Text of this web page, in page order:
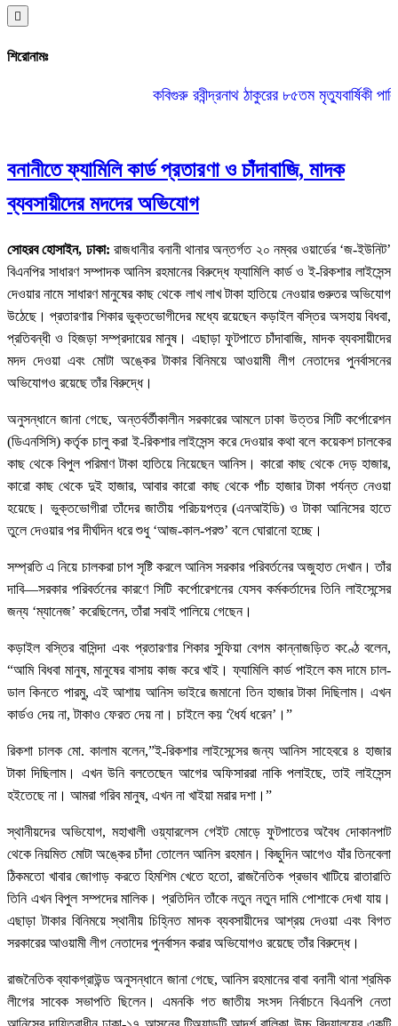
Hamburger
Toggle
শিরোনামঃ
কবিগুরু রবীন্দ্রনাথ ঠাকুরের ৮৫তম মৃত্যুবার্ষিকী পালিত
বনানীতে ফ্যামিলি কার্ড প্রতারণা ও চাঁদাবাজি, মাদক
ব্যবসায়ীদের মদদের অভিযোগ
সোহরব হোসাইন, ঢাকা: রাজধানীর বনানী থানার অন্তর্গত ২০ নম্বর ওয়ার্ডের ‘জ-ইউনিট’
বিএনপির সাধারণ সম্পাদক আনিস রহমানের বিরুদ্ধে ফ্যামিলি কার্ড ও ই-রিকশার লাইসেন্স
দেওয়ার নামে সাধারণ মানুষের কাছ থেকে লাখ লাখ টাকা হাতিয়ে নেওয়ার গুরুতর অভিযোগ
উঠেছে। প্রতারণার শিকার ভুক্তভোগীদের মধ্যে রয়েছেন কড়াইল বস্তির অসহায় বিধবা,
প্রতিবন্ধী ও হিজড়া সম্প্রদায়ের মানুষ। এছাড়া ফুটপাতে চাঁদাবাজি, মাদক ব্যবসায়ীদের
মদদ দেওয়া এবং মোটা অঙ্কের টাকার বিনিময়ে আওয়ামী লীগ নেতাদের পুনর্বাসনের
অভিযোগও রয়েছে তাঁর বিরুদ্ধে।
অনুসন্ধানে জানা গেছে, অন্তর্বর্তীকালীন সরকারের আমলে ঢাকা উত্তর সিটি কর্পোরেশন
(ডিএনসিসি) কর্তৃক চালু করা ই-রিকশার লাইসেন্স করে দেওয়ার কথা বলে কয়েকশ চালকের
কাছ থেকে বিপুল পরিমাণ টাকা হাতিয়ে নিয়েছেন আনিস। কারো কাছ থেকে দেড় হাজার,
কারো কাছ থেকে দুই হাজার, আবার কারো কাছ থেকে পাঁচ হাজার টাকা পর্যন্ত নেওয়া
হয়েছে। ভুক্তভোগীরা তাঁদের জাতীয় পরিচয়পত্র (এনআইডি) ও টাকা আনিসের হাতে
তুলে দেওয়ার পর দীর্ঘদিন ধরে শুধু ‘আজ-কাল-পরশু’ বলে ঘোরানো হচ্ছে।
সম্প্রতি এ নিয়ে চালকরা চাপ সৃষ্টি করলে আনিস সরকার পরিবর্তনের অজুহাত দেখান। তাঁর
দাবি—সরকার পরিবর্তনের কারণে সিটি কর্পোরেশনের যেসব কর্মকর্তাদের তিনি লাইসেন্সের
জন্য ‘ম্যানেজ’ করেছিলেন, তাঁরা সবাই পালিয়ে গেছেন।
কড়াইল বস্তির বাসিন্দা এবং প্রতারণার শিকার সুফিয়া বেগম কান্নাজড়িত কণ্ঠে বলেন,
“আমি বিধবা মানুষ, মানুষের বাসায় কাজ করে খাই। ফ্যামিলি কার্ড পাইলে কম দামে চাল-
ডাল কিনতে পারমু, এই আশায় আনিস ভাইরে জমানো তিন হাজার টাকা দিছিলাম। এখন
কার্ডও দেয় না, টাকাও ফেরত দেয় না। চাইলে কয় ‘ধৈর্য ধরেন’।”
রিকশা চালক মো. কালাম বলেন,”ই-রিকশার লাইসেন্সের জন্য আনিস সাহেবরে ৪ হাজার
টাকা দিছিলাম। এখন উনি বলতেছেন আগের অফিসাররা নাকি পলাইছে, তাই লাইসেন্স
হইতেছে না। আমরা গরিব মানুষ, এখন না খাইয়া মরার দশা।”
স্থানীয়দের অভিযোগ, মহাখালী ওয়্যারলেস গেইট মোড়ে ফুটপাতের অবৈধ দোকানপাট
থেকে নিয়মিত মোটা অঙ্কের চাঁদা তোলেন আনিস রহমান। কিছুদিন আগেও যাঁর তিনবেলা
ঠিকমতো খাবার জোগাড় করতে হিমশিম খেতে হতো, রাজনৈতিক প্রভাব খাটিয়ে রাতারাতি
তিনি এখন বিপুল সম্পদের মালিক। প্রতিদিন তাঁকে নতুন নতুন দামি পোশাকে দেখা যায়।
এছাড়া টাকার বিনিময়ে স্থানীয় চিহ্নিত মাদক ব্যবসায়ীদের আশ্রয় দেওয়া এবং বিগত
সরকারের আওয়ামী লীগ নেতাদের পুনর্বাসন করার অভিযোগও রয়েছে তাঁর বিরুদ্ধে।
রাজনৈতিক ব্যাকগ্রাউন্ড অনুসন্ধানে জানা গেছে, আনিস রহমানের বাবা বনানী থানা শ্রমিক
লীগের সাবেক সভাপতি ছিলেন। এমনকি গত জাতীয় সংসদ নির্বাচনে বিএনপি নেতা